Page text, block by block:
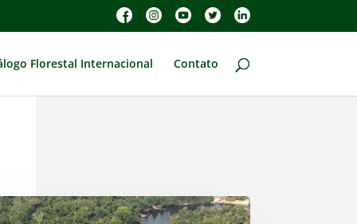
Florestal Internacional Contato